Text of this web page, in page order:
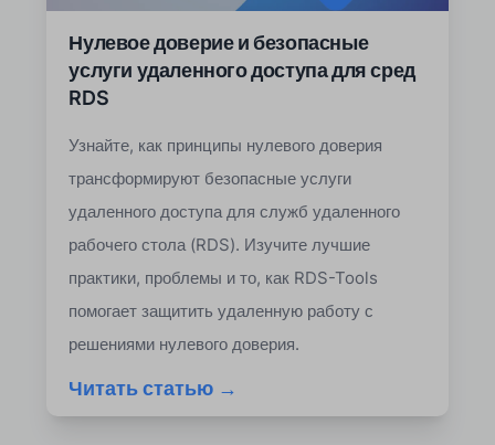
Нулевое доверие и безопасные
услуги удаленного доступа для сред
RDS
Узнайте, как принципы нулевого доверия
трансформируют безопасные услуги
удаленного доступа для служб удаленного
рабочего стола (RDS). Изучите лучшие
практики, проблемы и то, как RDS-Tools
помогает защитить удаленную работу с
решениями нулевого доверия.
Читать статью →